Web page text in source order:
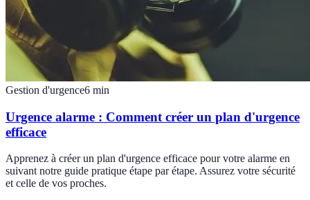
Gestion d'urgence6 min
Urgence alarme : Comment créer un plan d'urgence
efficace
Apprenez à créer un plan d'urgence efficace pour votre alarme en
suivant notre guide pratique étape par étape. Assurez votre sécurité
et celle de vos proches.